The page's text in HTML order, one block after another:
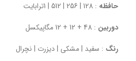
حافظه : 128 | 256 | 512 | 1ترابایت
دوربین : 48 + 12 + 12 مگاپیکسل
رنگ : سفید | مشکی | دیزرت | نچرال